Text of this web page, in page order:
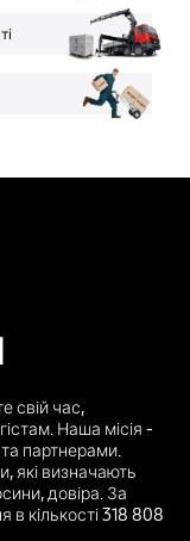
свій час,
Наша місія -
партнерами.
які визначають
довіра. За
в кількості 318 808